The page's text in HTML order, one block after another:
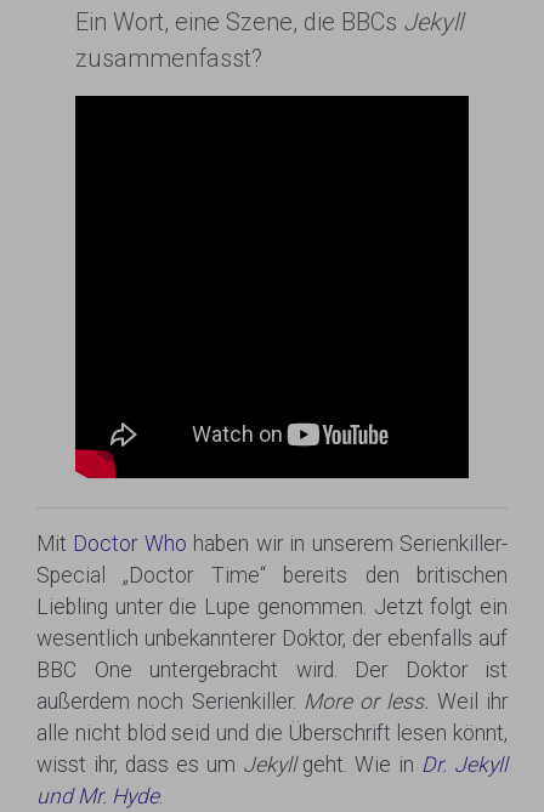
Ein Wort, eine Szene, die BBCs Jekyll
zusammenfasst?
Mit Doctor Who haben wir in unserem Serienkiller-
Special „Doctor Time“ bereits den britischen
Liebling unter die Lupe genommen. Jetzt folgt ein
wesentlich unbekannterer Doktor, der ebenfalls auf
BBC One untergebracht wird. Der Doktor ist
außerdem noch Serienkiller. More or less. Weil ihr
alle nicht blöd seid und die Überschrift lesen könnt,
wisst ihr, dass es um Jekyllgeht. Wie in Dr. Jekyll
und Mr. Hyde.